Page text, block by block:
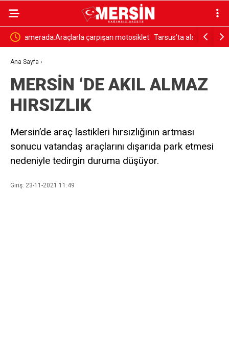
Tarsus’ta alacak verecek kavgası kanlı bitti: 2 kuzen
öldü, 6 şüpheli adliyede
Ana Sayfa ›
MERSİN ‘DE AKIL ALMAZ
HIRSIZLIK
Mersin’de araç lastikleri hırsızlığının artması
sonucu vatandaş araçlarını dışarıda park etmesi
nedeniyle tedirgin duruma düşüyor.
Giriş: 23-11-2021 11:49